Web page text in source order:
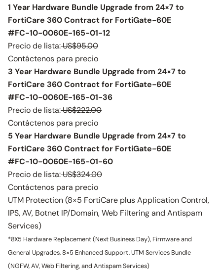
1 Year Hardware Bundle Upgrade from 24×7 to
FortiCare 360 Contract for FortiGate-60E
#FC-10-0060E-165-01-12
Precio de lista:US$95.00
Contáctenos para precio
3 Year Hardware Bundle Upgrade from 24×7 to
FortiCare 360 Contract for FortiGate-60E
#FC-10-0060E-165-01-36
Precio de lista:US$222.00
Contáctenos para precio
5 Year Hardware Bundle Upgrade from 24×7 to
FortiCare 360 Contract for FortiGate-60E
#FC-10-0060E-165-01-60
Precio de lista:US$324.00
Contáctenos para precio
UTM Protection (8×5 FortiCare plus Application Control,
IPS, AV, Botnet IP/Domain, Web Filtering and Antispam
Services)
*8X5 Hardware Replacement (Next Business Day), Firmware and
General Upgrades, 8×5 Enhanced Support, UTM Services Bundle
(NGFW, AV, Web Filtering, and Antispam Services)